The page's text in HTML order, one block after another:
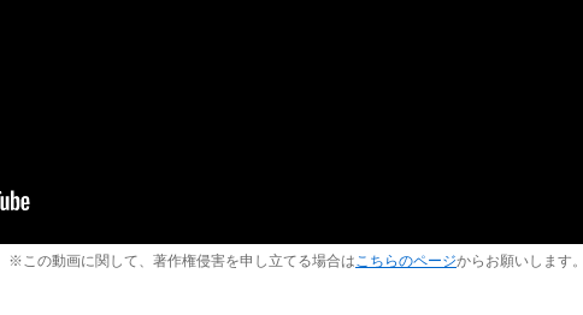
※この動画に関して、著作権侵害を申し立てる場合は こちらのページからお願いします。